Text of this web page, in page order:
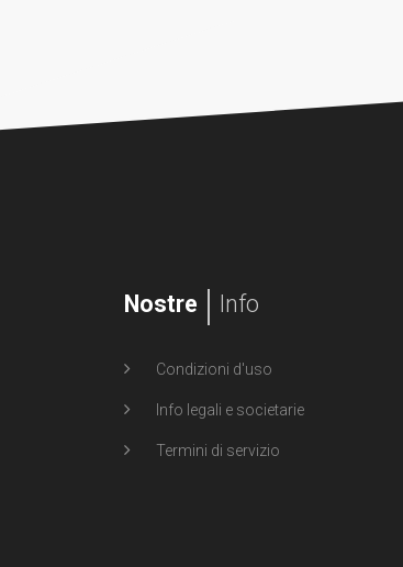
Nostre Info
Condizioni d'uso
Info legali e societarie
Termini di servizio